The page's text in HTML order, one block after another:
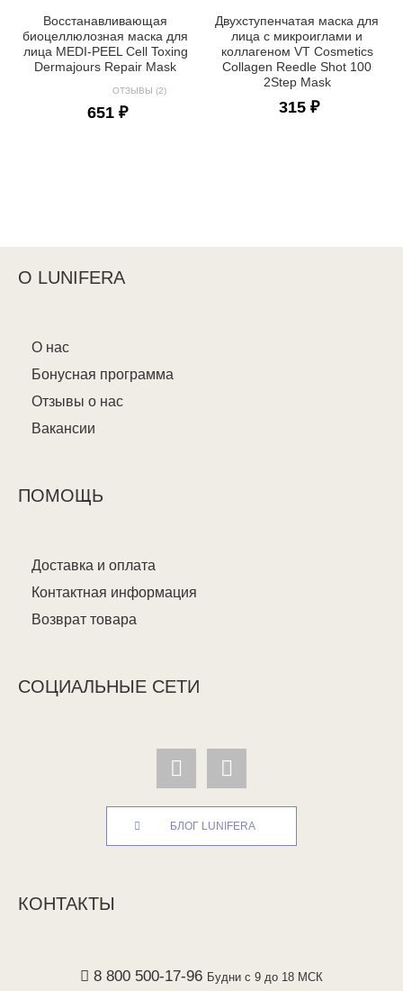
Восстанавливающая
биоцеллюлозная маска для
лица MEDI-PEEL Cell Toxing
Dermajours Repair Mask
ОТЗЫВЫ (2)
651 ₽
Двухступенчатая маска для
лица с микроиглами и
коллагеном VT Cosmetics
Collagen Reedle Shot 100
2Step Mask
315 ₽
О LUNIFERA
О нас
Бонусная программа
Отзывы о нас
Вакансии
ПОМОЩЬ
Доставка и оплата
Контактная информация
Возврат товара
СОЦИАЛЬНЫЕ СЕТИ
БЛОГ LUNIFERA
КОНТАКТЫ
8 800 500-17-96 Будни с 9 до 18 МСК